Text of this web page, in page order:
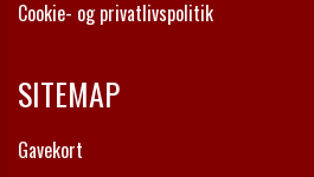
Cookie- og privatlivspolitik
SITEMAP
Gavekort